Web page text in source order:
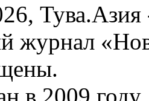
Тува.Азия
журнал
в 2009 году